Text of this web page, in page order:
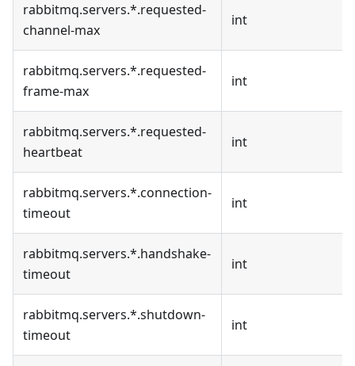
rabbitmq.servers.*.requested-
channel-max
int
rabbitmq.servers.*.requested-
frame-max
int
rabbitmq.servers.*.requested-
heartbeat
int
rabbitmq.servers.*.connection-
timeout
int
rabbitmq.servers.*.handshake-
timeout
int
rabbitmq.servers.*.shutdown-
timeout
int